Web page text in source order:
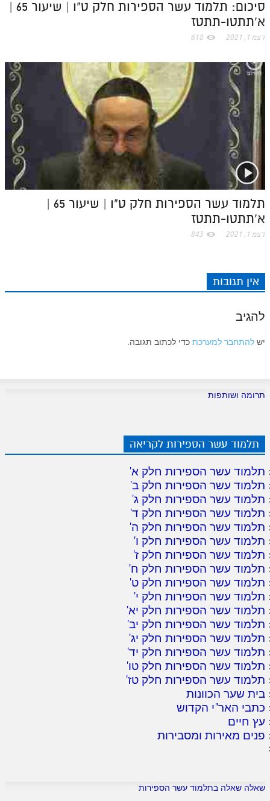
סיכום: תלמוד עשר הספירות חלק ט"ו | שיעור 65 |
א'תתטו-תתטז
דצמ 1, 2021 618
תלמוד עשר הספירות חלק ט"ו | שיעור 65 |
א'תתטו-תתטז
דצמ 1, 2021 843
אין תגובות
להגיב
יש להתחבר למערכת כדי לכתוב תגובה.
תרומה ושותפות
תלמוד עשר הספירות לקריאה
תלמוד עשר הספירות חלק א'
תלמוד עשר הספירות חלק ב'
תלמוד עשר הספירות חלק ג'
תלמוד עשר הספירות חלק ד'
תלמוד עשר הספירות חלק ה'
תלמוד עשר הספירות חלק ו'
תלמוד עשר הספירות חלק ז'
תלמוד עשר הספירות חלק ח'
תלמוד עשר הספירות חלק ט'
תלמוד עשר הספירות חלק י'
תלמוד עשר הספירות חלק יא'
תלמוד עשר הספירות חלק יב'
תלמוד עשר הספירות חלק יג'
תלמוד עשר הספירות חלק יד'
תלמוד עשר הספירות חלק טו'
תלמוד עשר הספירות חלק טז'
בית שער הכוונות
כתבי האר"י הקדוש
עץ חיים
פנים מאירות ומסבירות
שאלה שאלה בתלמוד עשר הספירות